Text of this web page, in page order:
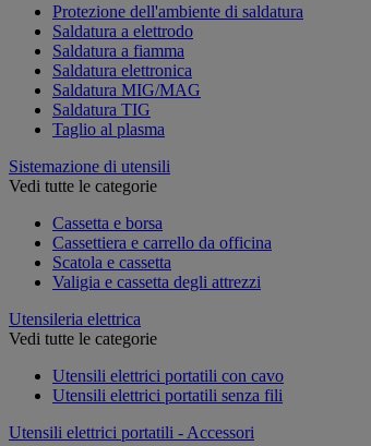
Protezione dell'ambiente di saldatura
Saldatura a elettrodo
Saldatura a fiamma
Saldatura elettronica
Saldatura MIG/MAG
Saldatura TIG
Taglio al plasma
Sistemazione di utensili
Vedi tutte le categorie
Cassetta e borsa
Cassettiera e carrello da officina
Scatola e cassetta
Valigia e cassetta degli attrezzi
Utensileria elettrica
Vedi tutte le categorie
Utensili elettrici portatili con cavo
Utensili elettrici portatili senza fili
Utensili elettrici portatili - Accessori